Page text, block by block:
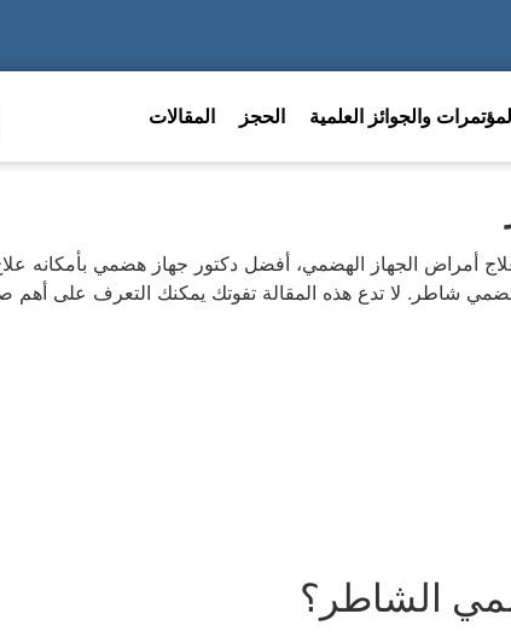
المؤتمرات والجوائز العلمية الحجز المقالات
أمراض الجهاز الهضمي، أفضل دكتور جهاز هضمي بأمكانه
شاطر. لا تدع هذه المقالة تفوتك يمكنك التعرف على
الشاطر؟